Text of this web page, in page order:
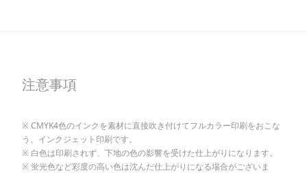
注意事項
CMYK4色のインクを素材に直接吹き付けてフルカラー印刷をおこな
う、インクジェット印刷です。
白色は印刷されず、下地の色の影響を受けた仕上がりになります。
蛍光色など彩度の高い色は沈んだ仕上がりになる場合がございま